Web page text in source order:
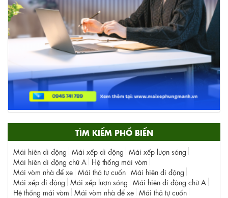
TÌM KIẾM PHỔ BIẾN
Mái hiên di động Mái xếp di động
Mái xếp lượn sóng
Mái hiên di động chữ A
Hệ thống mái vòm
Mái vòm nhà để xe Mái thả tự cuốn Mái hiên di động
Mái xếp di động
Mái xếp lượn sóng
Mái hiên di động chữ A
Hệ thống mái vòm
Mái vòm nhà để xe Mái thả tự cuốn